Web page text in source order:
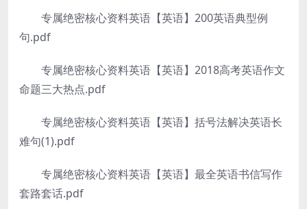
专属绝密核心资料英语【英语】200英语典型例
句.pdf
专属绝密核心资料英语【英语】2018高考英语作文
命题三大热点.pdf
专属绝密核心资料英语【英语】括号法解决英语长
难句(1).pdf
专属绝密核心资料英语【英语】最全英语书信写作
套路套话.pdf